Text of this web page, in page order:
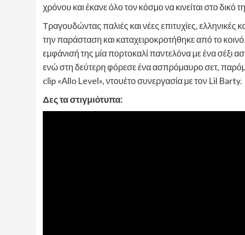
χρόνου και έκανε όλο τον κόσμο να κινείται στο δικό
Τραγουδώντας παλιές και νέες επιτυχίες, ελληνικές
την παράσταση και καταχειροκροτήθηκε από το
εμφάνισή της μία πορτοκαλί παντελόνα με ένα σέξι
ενώ στη δεύτερη φόρεσε ένα ασπρόμαυρο σετ,
clip «Allo Level», ντουέτο συνεργασία με τον Lil Barty.
Δες τα στιγμιότυπα: